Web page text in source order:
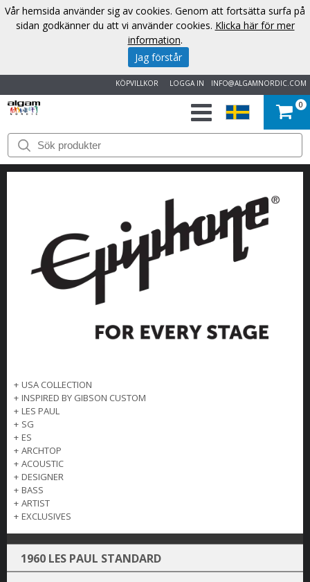
INFO@ALGAMNORDIC.COM
LOGGA IN
KÖPVILLKOR
START
VARUMÄRKEN
OM
OSS
KONTAKT
0
+ USA COLLECTION
+ INSPIRED BY GIBSON CUSTOM
+ LES PAUL
+ SG
+ ES
+ ARCHTOP
+ ACOUSTIC
+ DESIGNER
+ BASS
+ ARTIST
+ EXCLUSIVES
1960 LES PAUL STANDARD
Vår hemsida använder sig av cookies. Genom att fortsätta surfa på
sidan godkänner du att vi använder cookies. Klicka här för mer
information.
Jag förstår